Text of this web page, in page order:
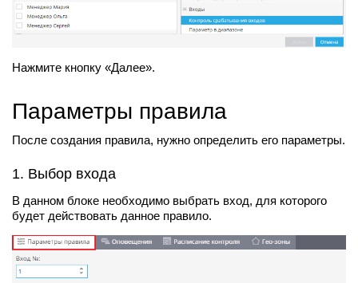
Нажмите кнопку «Далее».
Параметры правила
После создания правила, нужно определить его параметры.
1. Выбор входа
В данном блоке необходимо выбрать вход, для которого
будет действовать данное правило.